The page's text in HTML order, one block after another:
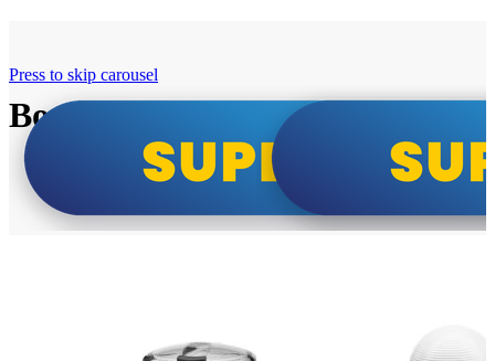
Bosch super cene
Press to skip carousel